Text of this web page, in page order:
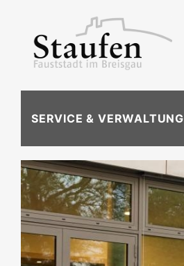
SERVICE & VERWALTUNG